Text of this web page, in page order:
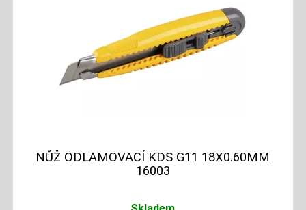
NŮŽ ODLAMOVACÍ KDS G11 18X0.60MM
16003